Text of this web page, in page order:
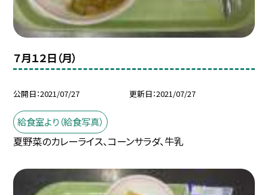
７月１２日（月）
公開日 2021/07/27 更新日 2021/07/27
給食室より（給食写真）
夏野菜のカレーライス、コーンサラダ、牛乳